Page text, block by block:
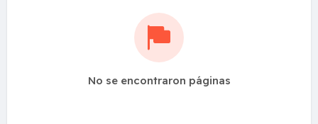
No se encontraron páginas